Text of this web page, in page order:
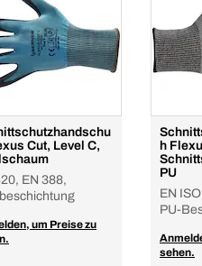
Cut, Level C,
EN 388,
um Preise zu
h
PU
EN
PU-
sehen.